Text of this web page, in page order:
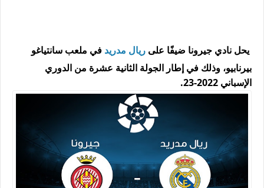
يحل نادي جيرونا ضيفًا على ريال مدريد في ملعب سانتياغو
بيرنابيو، وذلك في إطار الجولة الثانية عشرة من الدوري
الإسباني 2022-23.